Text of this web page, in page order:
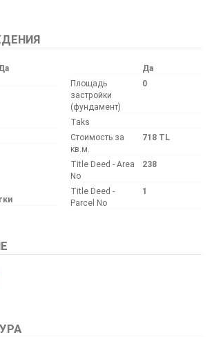
Да
Площадь
застройки
(фундамент)
0
Taks
Стоимость за
кв.м.
718 TL
Title Deed - Area
No
238
Title Deed -
Parcel No
1